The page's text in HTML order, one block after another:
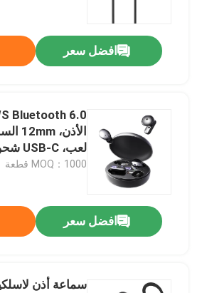
افضل سعر
لعب، USB-C شحن الحالة
MOQ：1000 قطعة
افضل سعر
سماعة أذن